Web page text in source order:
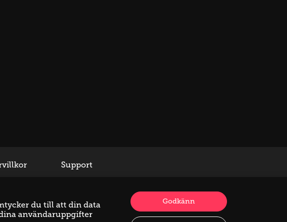
Support
du till att din data
användaruppgifter
Godkänn